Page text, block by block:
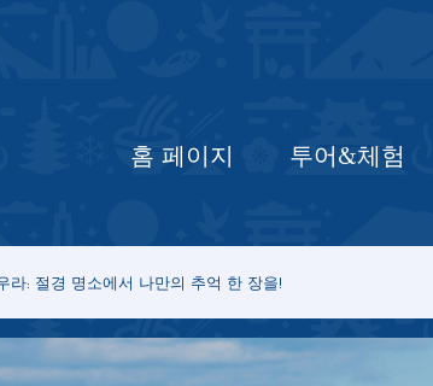
홈 페이지 투어&체험
라: 절경 명소에서 나만의 추억 한 장을!